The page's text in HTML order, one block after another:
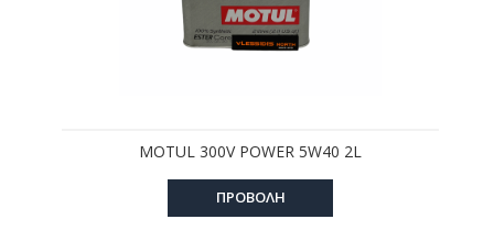
MOTUL 300V POWER 5W40 2L
ΠΡΟΒΟΛΗ